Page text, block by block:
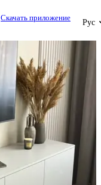
Скачать приложение
Рус